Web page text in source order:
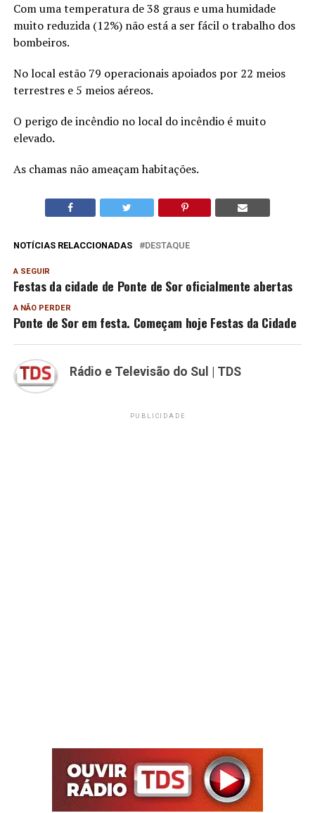
Com uma temperatura de 38 graus e uma humidade
muito reduzida (12%) não está a ser fácil o trabalho dos
bombeiros.
No local estão 79 operacionais apoiados por 22 meios
terrestres e 5 meios aéreos.
O perigo de incêndio no local do incêndio é muito
elevado.
As chamas não ameaçam habitações.
NOTÍCIAS RELACCIONADAS DESTAQUE
A SEGUIR
Festas da cidade de Ponte de Sor oficialmente abertas
A NÃO PERDER
Ponte de Sor em festa. Começam hoje Festas da Cidade
Rádio e Televisão do Sul | TDS
PUBLICIDADE